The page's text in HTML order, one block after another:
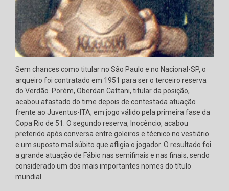
Sem chances como titular no São Paulo e no Nacional-SP, o
arqueiro foi contratado em 1951 para ser o terceiro reserva
do Verdão. Porém, Oberdan Cattani, titular da posição,
acabou afastado do time depois de contestada atuação
frente ao Juventus-ITA, em jogo válido pela primeira fase da
Copa Rio de 51. O segundo reserva, Inocêncio, acabou
preterido após conversa entre goleiros e técnico no vestiário
e um suposto mal súbito que afligia o jogador. O resultado foi
a grande atuação de Fábio nas semifinais e nas finais, sendo
considerado um dos mais importantes nomes do título
mundial.